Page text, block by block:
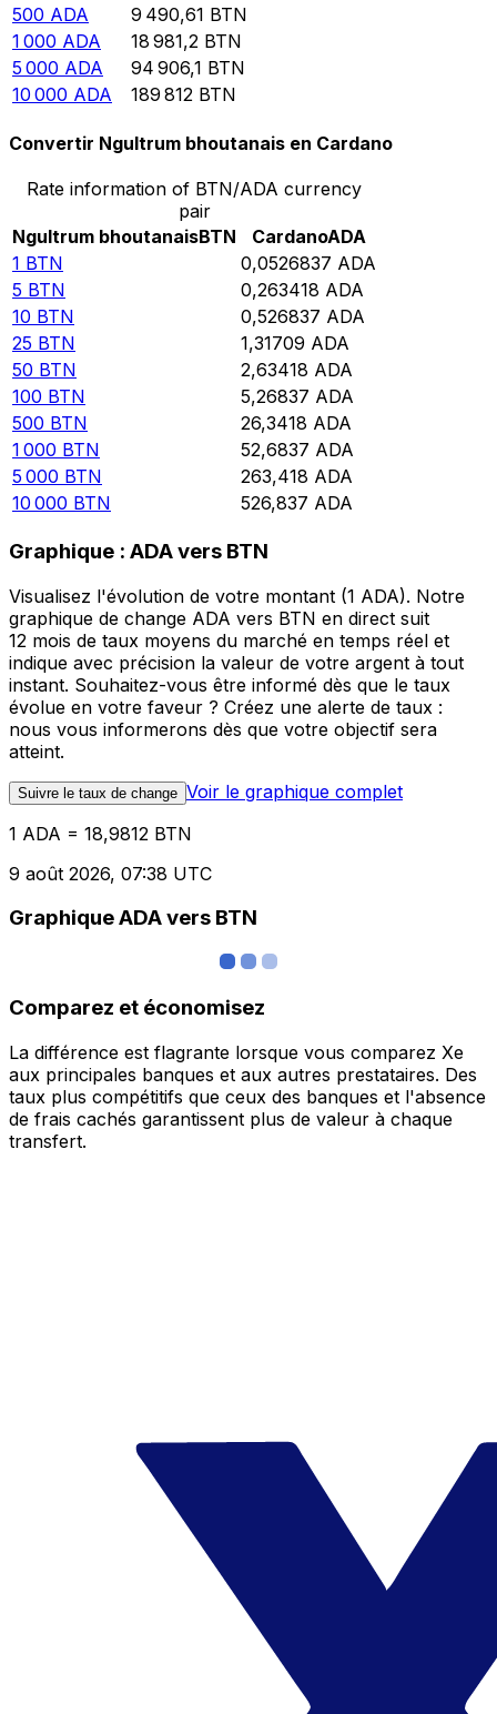
500 ADA 9 490,61 BTN
1 000 ADA 18 981,2 BTN
5 000 ADA 94 906,1 BTN
10 000 ADA 189 812 BTN
Convertir Ngultrum bhoutanais en Cardano
Rate information of BTN/ADA currency
pair
Ngultrum bhoutanaisBTN CardanoADA
1 BTN 0,0526837 ADA
5 BTN 0,263418 ADA
10 BTN 0,526837 ADA
25 BTN 1,31709 ADA
50 BTN 2,63418 ADA
100 BTN 5,26837 ADA
500 BTN 26,3418 ADA
1 000 BTN 52,6837 ADA
5 000 BTN 263,418 ADA
10 000 BTN 526,837 ADA
Graphique : ADA vers BTN
Visualisez l'évolution de votre montant (1 ADA). Notre
graphique de change ADA vers BTN en direct suit
12 mois de taux moyens du marché en temps réel et
indique avec précision la valeur de votre argent à tout
instant. Souhaitez-vous être informé dès que le taux
évolue en votre faveur ? Créez une alerte de taux :
nous vous informerons dès que votre objectif sera
atteint.
Suivre le taux de change Voir le graphique complet
1 ADA = 18,9812 BTN
9 août 2026, 07:38 UTC
Graphique ADA vers BTN
Comparez et économisez
La différence est flagrante lorsque vous comparez Xe
aux principales banques et aux autres prestataires. Des
taux plus compétitifs que ceux des banques et l'absence
de frais cachés garantissent plus de valeur à chaque
transfert.